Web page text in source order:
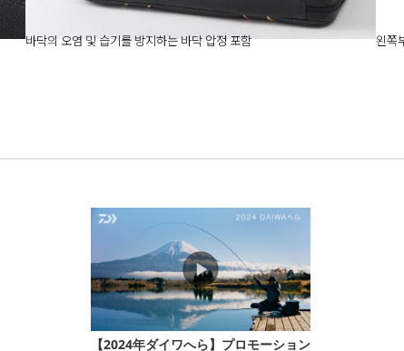
바닥의 오염 및 습기를 방지하는 바닥 압정 포함 왼쪽